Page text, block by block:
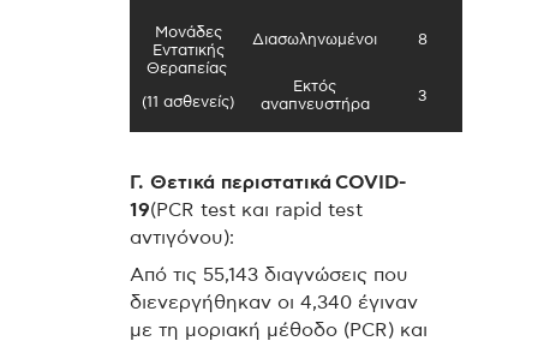
Μονάδες
Εντατικής
Θεραπείας
(11 ασθενείς)
Διασωληνωμένοι 8
Εκτός
αναπνευστήρα
3
Γ. Θετικά περιστατικά COVID-
19(PCR test και rapid test
αντιγόνου):
Από τις 55,143 διαγνώσεις που
διενεργήθηκαν οι 4,340 έγιναν
με τη μοριακή μέθοδο (PCR) και